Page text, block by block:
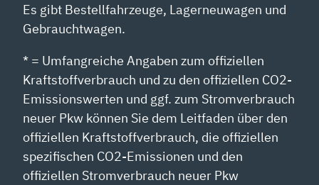
Es gibt Bestellfahrzeuge, Lagerneuwagen und
Gebrauchtwagen.
* = Umfangreiche Angaben zum offiziellen
Kraftstoffverbrauch und zu den offiziellen CO2-
Emissionswerten und ggf. zum Stromverbrauch
neuer Pkw können Sie dem Leitfaden über den
offiziellen Kraftstoffverbrauch, die offiziellen
spezifischen CO2-Emissionen und den
offiziellen Stromverbrauch neuer Pkw